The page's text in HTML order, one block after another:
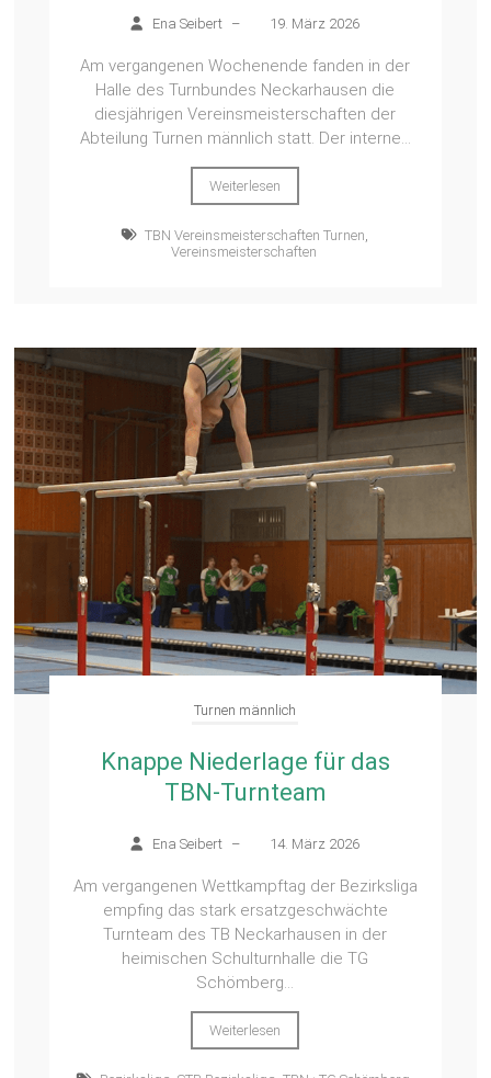
Ena Seibert – 19. März 2026
Am vergangenen Wochenende fanden in der
Halle des Turnbundes Neckarhausen die
diesjährigen Vereinsmeisterschaften der
Abteilung Turnen männlich statt. Der interne...
Weiterlesen
TBN Vereinsmeisterschaften Turnen,
Vereinsmeisterschaften
Turnen männlich
Knappe Niederlage für das
TBN-Turnteam
Ena Seibert – 14. März 2026
Am vergangenen Wettkampftag der Bezirksliga
empfing das stark ersatzgeschwächte
Turnteam des TB Neckarhausen in der
heimischen Schulturnhalle die TG
Schömberg...
Weiterlesen